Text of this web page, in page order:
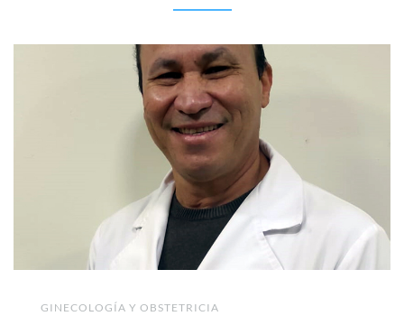
GINECOLOGÍA Y OBSTETRICIA